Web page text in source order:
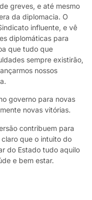
greves, e até mesmo
da diplomacia. O
influente, e vê
diplomáticas para
que tudo que
sempre existirão,
nossos
governo para novas
novas vitórias.
contribuem para
que o intuito do
do Estado tudo aquilo
e bem estar.